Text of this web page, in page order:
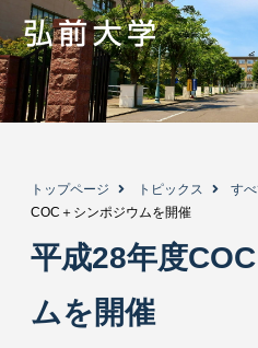
トップページ トピックス す
COC＋シンポジウムを開催
平成28年度
ムを開催